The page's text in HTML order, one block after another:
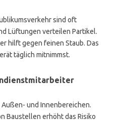
sind oft
Lüftungen verteilen Partikel.
hilft gegen feinen Staub. Das
täglich mitnimmst.
und Innenbereichen.
Baustellen erhöht das Risiko